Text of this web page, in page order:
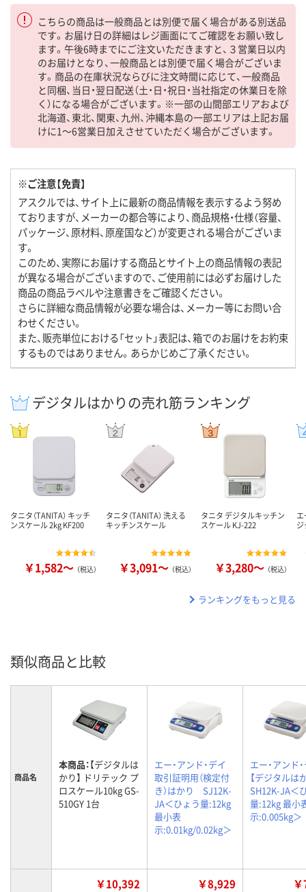
こちらの商品は一般商品とは別便で届く場合がある別送品
です。お届け日の詳細はレジ画面にてご確認をお願い致し
ます。午後6時までにご注文いただきますと、３営業日以内
のお届けとなり、一般商品とは別便で届く場合がございま
す。商品の在庫状況ならびに注文時間に応じて、一般商品
と同梱、当日・翌日配送（土・日・祝日・当社指定の休業日を除
く）になる場合がございます。※一部の山間部エリアおよび
北海道、東北、関東、九州、沖縄本島の一部エリアは上記お届
けに1～6営業日加えさせていただく場合がございます。
※ご注意【免責】
アスクルでは、サイト上に最新の商品情報を表示するよう努め
ておりますが、メーカーの都合等により、商品規格・仕様（容量、
パッケージ、原材料、原産国など）が変更される場合がございま
す。
このため、実際にお届けする商品とサイト上の商品情報の表記
が異なる場合がございますので、ご使用前には必ずお届けした
商品の商品ラベルや注意書きをご確認ください。
さらに詳細な商品情報が必要な場合は、メーカー等にお問い合
わせください。
また、販売単位における「セット」表記は、箱でのお届けをお約束
するものではありません。あらかじめご了承ください。
デジタルはかりの売れ筋ランキング
タニタ（TANITA） キッチ
ンスケール 2kg KF200
￥1,582～ （税込）
タニタ（TANITA） 洗える
キッチンスケール
￥3,091～ （税込）
タニタ デジタルキッチン
スケール KJ-222
￥3,280～ （税込）
エ
ランキングをもっと見る
類似商品と比較
商品名
本商品：【デジタルは
かり】 ドリテック プ
ロスケール10kg GS-
510GY 1台
エー・アンド・デイ
取引証明用（検定付
き）はかり SJ12K-
JA＜ひょう量:12kg
最小表
示:0.01kg/0.02kg＞
エー・アンド
【デジタル
SH12K-JA＜
量:12kg 最小
示:0.005kg＞
￥10,392 ￥8,929